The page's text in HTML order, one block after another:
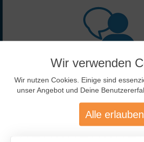
477.200
Über 477.200 aktive
mit über 12.400 aktiven
Wir verwenden
Wir nutzen Cookies. Einige sind
unser Angebot und Deine
Alle erlauben